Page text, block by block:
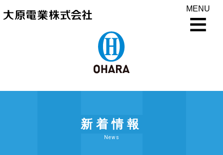
MENU
新着情報
News